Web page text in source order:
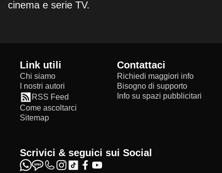
cinema e serie TV.
Link utili
Chi siamo
I nostri autori
RSS Feed
Come ascoltarci
Sitemap
Contattaci
Richiedi maggiori info
Bisogno di supporto
Info su spazi pubblicitari
Scrivici & seguici sui Social